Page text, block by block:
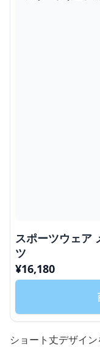
スポーツウェア
ツ
¥16,180
ショート丈デザイ